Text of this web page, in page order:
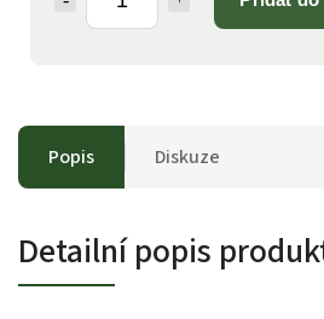
Popis Diskuze
Detailní popis